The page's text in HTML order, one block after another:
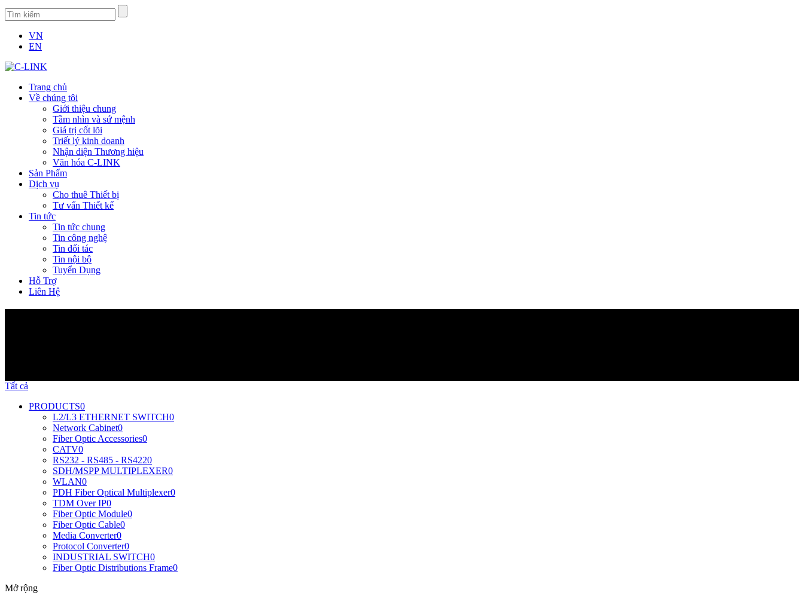
VN
EN
Trang chủ
Về chúng tôi
Giới thiệu chung
Tầm nhìn và sứ mệnh
Giá trị cốt lõi
Triết lý kinh doanh
Nhận diện Thương hiệu
Văn hóa C-LINK
Sản Phẩm
Dịch vụ
Cho thuê Thiết bị
Tư vấn Thiết kế
Tin tức
Tin tức chung
Tin công nghệ
Tin đối tác
Tin nội bộ
Tuyển Dụng
Hỗ Trợ
Liên Hệ
Tất cả
PRODUCTS0
L2/L3 ETHERNET SWITCH0
Network Cabinet0
Fiber Optic Accessories0
CATV0
RS232 - RS485 - RS4220
SDH/MSPP MULTIPLEXER0
WLAN0
PDH Fiber Optical Multiplexer0
TDM Over IP0
Fiber Optic Module0
Fiber Optic Cable0
Media Converter0
Protocol Converter0
INDUSTRIAL SWITCH0
Fiber Optic Distributions Frame0
Mở rộng